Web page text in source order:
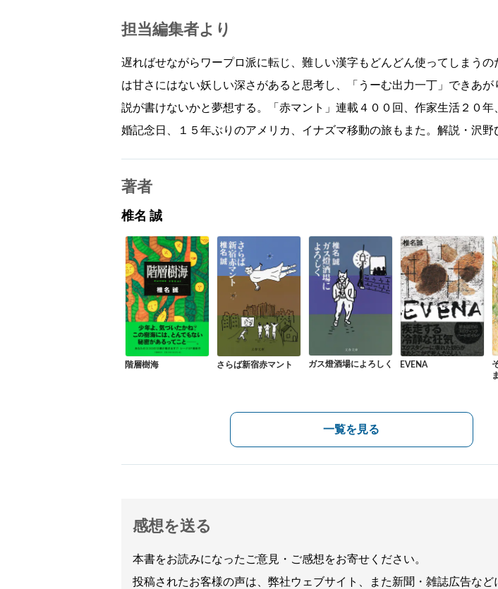
担当編集者より
遅ればせながらワープロ派に転じ、難しい漢字もどんどん使ってしまう
は甘さにはない妖しい深さがあると思考し、「うーむ出力一丁」できあが
説が書けないかと夢想する。「赤マント」連載４００回、作家生活２０年
婚記念日、１５年ぶりのアメリカ、イナズマ移動の旅もまた。解説・沢野
著者
椎名 誠
階層樹海 さらば新宿赤マント ガス燈酒場によろしく EVENA
一覧を見る
感想を送る
本書をお読みになったご意見・ご感想をお寄せください。
投稿されたお客様の声は、弊社ウェブサイト、また新聞・雑誌広告など